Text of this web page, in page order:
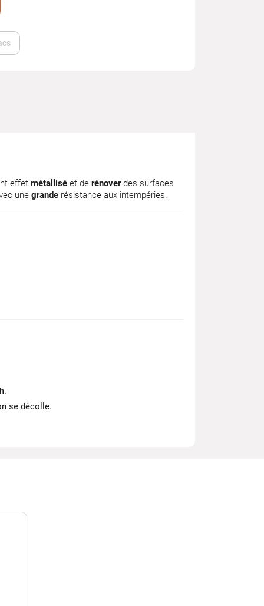
effet métallisé et de rénoverdes surfaces
une grande résistance aux intempéries.
.
se décolle.